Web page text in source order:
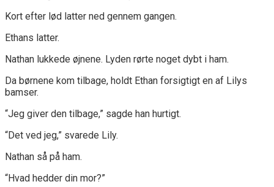
Kort efter lød latter ned gennem gangen.
Ethans latter.
Nathan lukkede øjnene. Lyden rørte noget dybt i ham.
Da børnene kom tilbage, holdt Ethan forsigtigt en af Lilys
bamser.
“Jeg giver den tilbage,” sagde han hurtigt.
“Det ved jeg,” svarede Lily.
Nathan så på ham.
“Hvad hedder din mor?”